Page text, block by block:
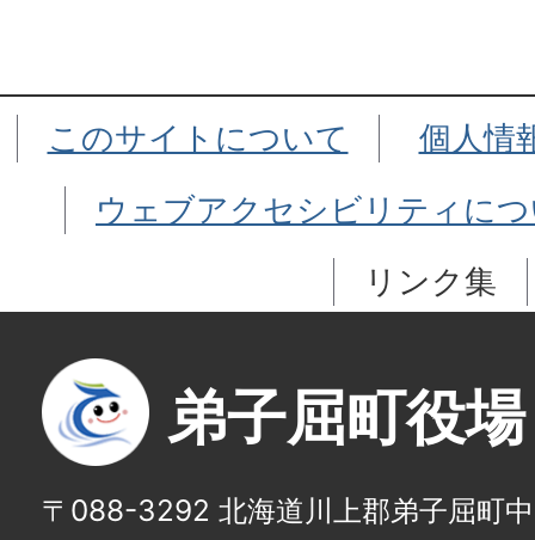
このサイトについて
個人情
ウェブアクセシビリティに
リンク集
弟子屈町役場
〒088-3292 北海道川上郡弟子屈町